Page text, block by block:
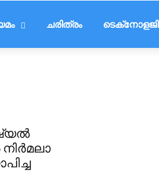
ചരിത്രം ടെക്‌നോളജി